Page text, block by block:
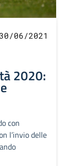
06/2021
2020:
con
l’invio delle